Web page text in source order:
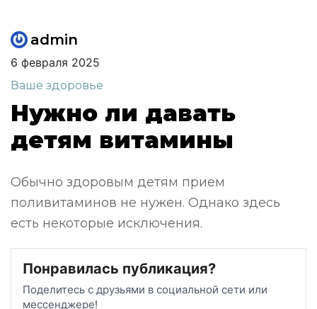
admin
6 февраля 2025
Ваше здоровье
Нужно ли давать
детям витамины
Обычно здоровым детям прием
поливитаминов не нужен. Однако здесь
есть некоторые исключения.
Понравилась публикация?
Поделитесь с друзьями в социальной сети или
мессенджере!